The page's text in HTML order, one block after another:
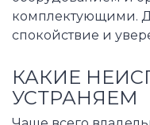
комплектующими.
спокойствие и
КАКИЕ
УСТРАНЯЕМ